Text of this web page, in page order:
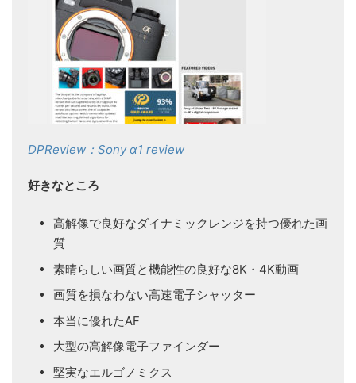
DPReview：Sony α1 review
好きなところ
高解像で良好なダイナミックレンジを持つ優れた画
質
素晴らしい画質と機能性の良好な8K・4K動画
画質を損なわない高速電子シャッター
本当に優れたAF
大型の高解像電子ファインダー
堅実なエルゴノミクス